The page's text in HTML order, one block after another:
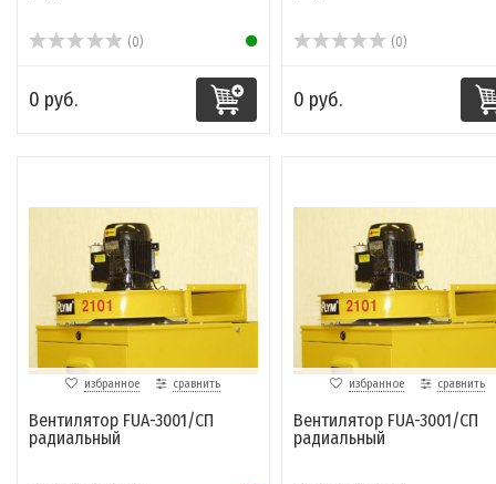
(0)
0 руб.
(0)
0 руб.
избранное сравнить
Вентилятор FUA-3001/СП
радиальный
избранное сравнить
Вентилятор FUA-3001/СП
радиальный